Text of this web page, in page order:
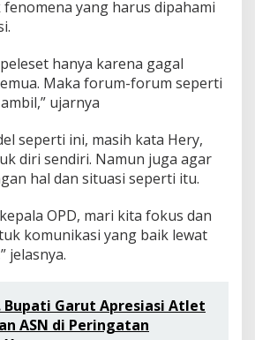
fenomena yang harus dipahami
hanya karena gagal
Maka forum-forum seperti
ujarnya
seperti ini, masih kata Hery,
diri sendiri. Namun juga agar
hal dan situasi seperti itu.
OPD, mari kita fokus dan
komunikasi yang baik lewat
jelasnya.
Bupati Garut Apresiasi Atlet
ASN di Peringatan